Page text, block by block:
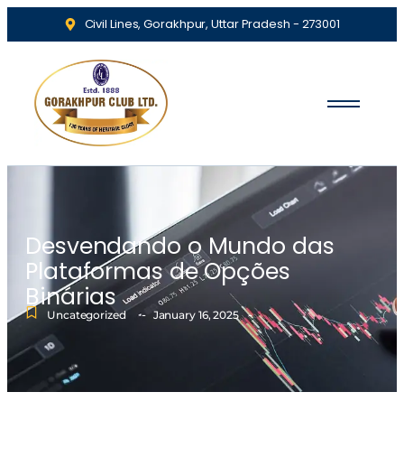
Civil Lines, Gorakhpur, Uttar Pradesh - 273001
Desvendando o Mundo das
Plataformas de Opções
Binárias
Uncategorized - January 16, 2025 -